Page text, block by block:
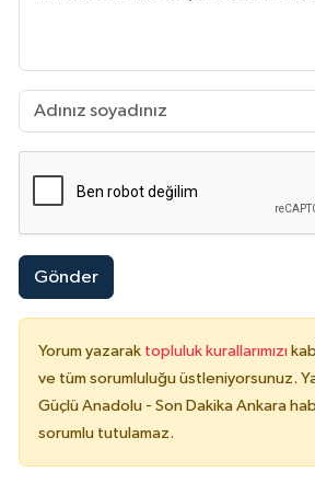
Gönder
Yorum yazarak topluluk kurallarımızı
ve tüm sorumluluğu üstleniyorsunuz.
Güçlü Anadolu - Son Dakika Ankara
sorumlu tutulamaz.